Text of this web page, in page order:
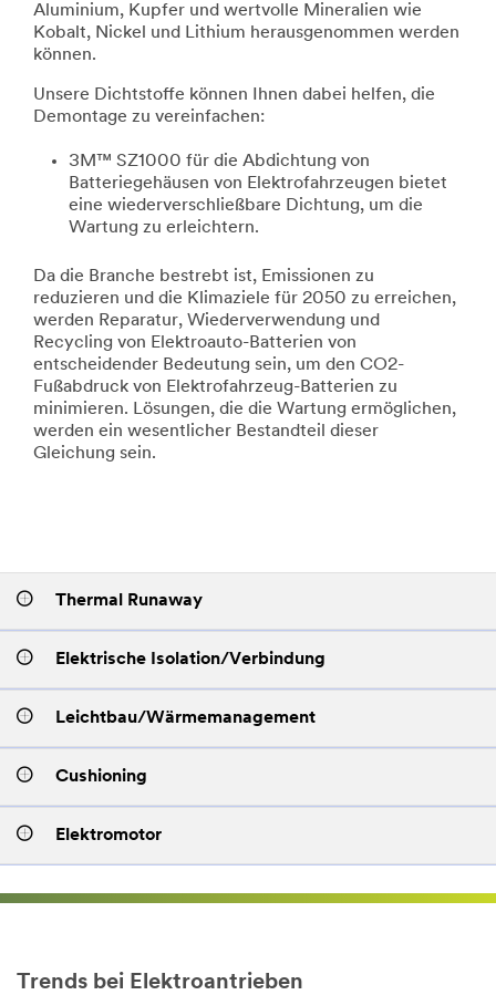
Aluminium, Kupfer und wertvolle Mineralien wie
Kobalt, Nickel und Lithium herausgenommen werden
können.
Unsere Dichtstoffe können Ihnen dabei helfen, die
Demontage zu vereinfachen:
3M™ SZ1000 für die Abdichtung von
Batteriegehäusen von Elektrofahrzeugen bietet
eine wiederverschließbare Dichtung, um die
Wartung zu erleichtern.
Da die Branche bestrebt ist, Emissionen zu
reduzieren und die Klimaziele für 2050 zu erreichen,
werden Reparatur, Wiederverwendung und
Recycling von Elektroauto-Batterien von
entscheidender Bedeutung sein, um den CO2-
Fußabdruck von Elektrofahrzeug-Batterien zu
minimieren. Lösungen, die die Wartung ermöglichen,
werden ein wesentlicher Bestandteil dieser
Gleichung sein.
Thermal Runaway
Elektrische Isolation/Verbindung
Leichtbau/Wärmemanagement
Cushioning
Elektromotor
Trends bei Elektroantrieben